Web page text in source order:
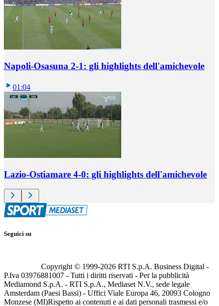
Napoli-Osasuna 2-1: gli highlights dell'amichevole
01:04
Lazio-Ostiamare 4-0: gli highlights dell'amichevole
Seguici su
Copyright © 1999-2026 RTI S.p.A. Business Digital -
P.Iva 03976881007 - Tutti i diritti riservati - Per la pubblicità
Mediamond S.p.A. - RTI S.p.A., Mediaset N.V., sede legale
Amsterdam (Paesi Bassi) - Uffici Viale Europa 46, 20093 Cologno
Monzese (MI)Rispetto ai contenuti e ai dati personali trasmessi e/o